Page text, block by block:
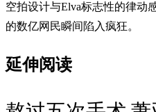
空拍设计与Elva标志性的律动
的数亿网民瞬间陷入疯狂。
延伸阅读